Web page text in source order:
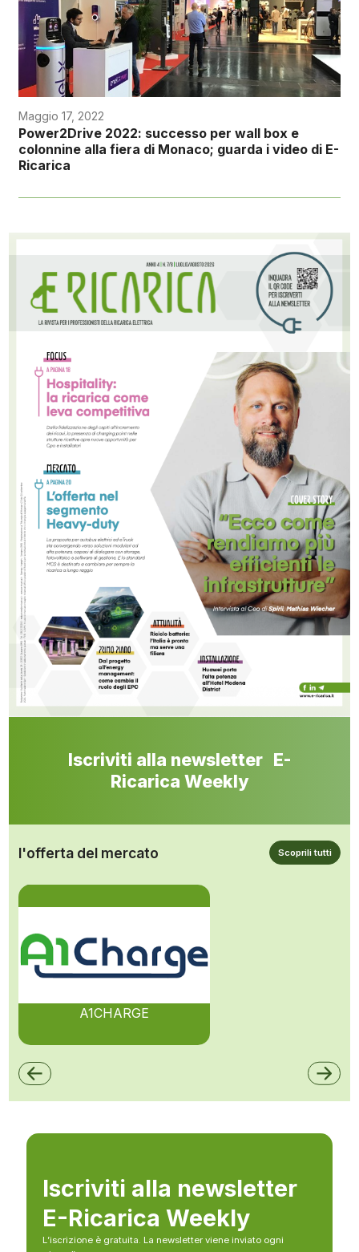
Maggio 17, 2022
Power2Drive 2022: successo per wall box e
colonnine alla fiera di Monaco; guarda i video di E-
Ricarica
Iscriviti alla newsletter E-
Ricarica Weekly
l'offerta del mercato Scoprili tutti
A1CHARGE
Iscriviti alla newsletter
E-Ricarica Weekly
L’iscrizione è gratuita. La newsletter viene inviato ogni